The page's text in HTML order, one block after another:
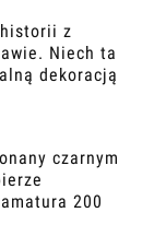
z
Niech ta
dekoracją
czarnym
200